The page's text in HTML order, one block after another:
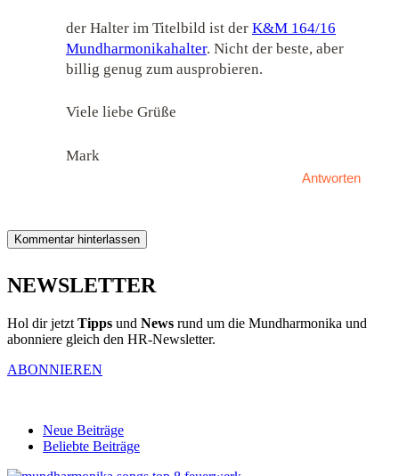
der Halter im Titelbild ist der K&M 164/16
Mundharmonikahalter. Nicht der beste, aber
billig genug zum ausprobieren.
Viele liebe Grüße
Mark
Antworten
Kommentar hinterlassen
NEWSLETTER
Hol dir jetzt Tipps und News rund um die Mundharmonika und
abonniere gleich den HR-Newsletter.
ABONNIEREN
Neue Beiträge
Beliebte Beiträge